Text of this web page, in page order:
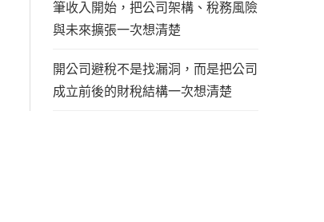
筆收入開始，把公司架構、稅務風險
與未來擴張一次想清楚
開公司避稅不是找漏洞，而是把公司
成立前後的財稅結構一次想清楚